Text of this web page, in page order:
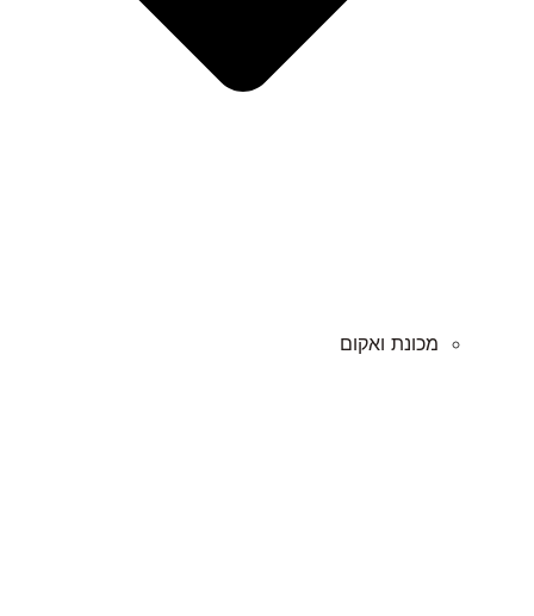
מכונת ואקום